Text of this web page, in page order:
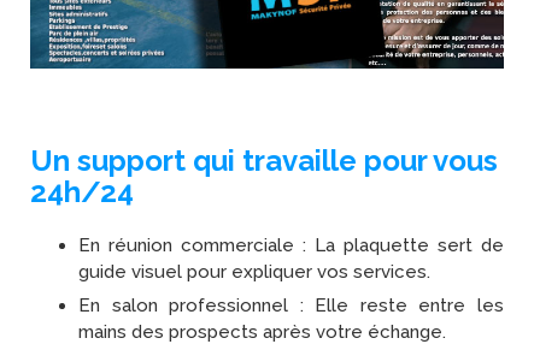
Un support qui travaille pour vous
24h/24
En réunion commerciale : La plaquette sert de
guide visuel pour expliquer vos services.
En salon professionnel : Elle reste entre les
mains des prospects après votre échange.